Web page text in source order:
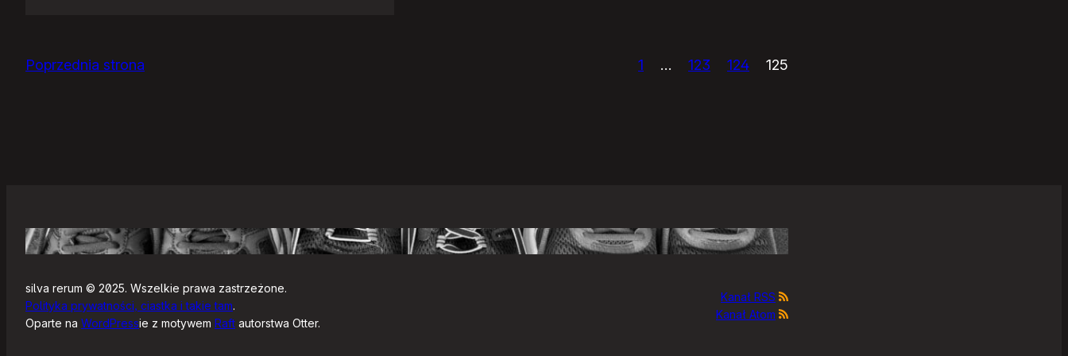
Poprzednia strona 1 … 123 124 125
silva rerum © 2025. Wszelkie prawa zastrzeżone.
Polityka prywatności, ciastka i takie tam.
Oparte na WordPressie z motywem Raft autorstwa Otter.
Kanał RSS
Kanał Atom